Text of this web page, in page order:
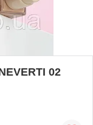
02